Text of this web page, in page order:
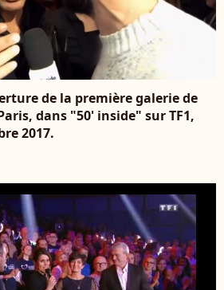
de la première galerie de
dans "50' inside" sur TF1,
2017.